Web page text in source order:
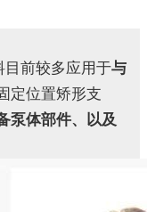
目前较多应用于与
定位置矫形支
泵体部件、以及